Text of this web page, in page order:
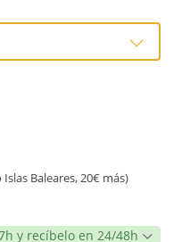
Islas Baleares, 20€ más)
y recíbelo en 24/48h